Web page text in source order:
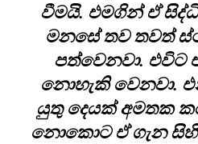
වීමයි. එමගින් ඒ
මනසේ තව තවත්
පත්වෙනවා. එවිට
නොහැකි වෙනවා.
යුතු දෙයක් අමතක
නොකොට ඒ ගැන